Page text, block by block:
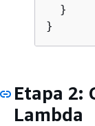
  }
}
Etapa 2:
Lambda